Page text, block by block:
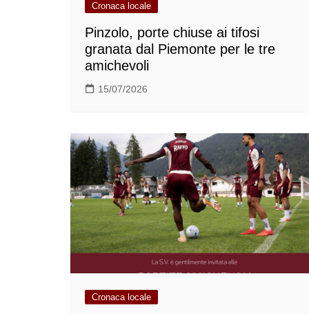
Cronaca locale
Pinzolo, porte chiuse ai tifosi
granata dal Piemonte per le tre
amichevoli
15/07/2026
Cronaca locale